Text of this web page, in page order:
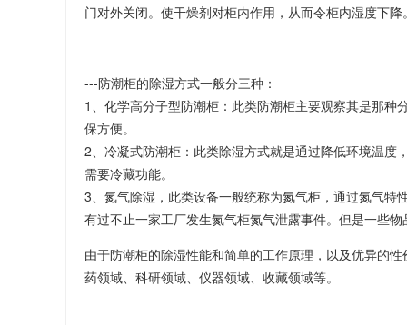
门对外关闭。使干燥剂对柜内作用，从而令柜内湿度下降
---防潮柜的除湿方式一般分三种：
1、化学高分子型防潮柜：此类防潮柜主要观察其是那
保方便。
2、冷凝式防潮柜：此类除湿方式就是通过降低环境温
需要冷藏功能。
3、氮气除湿，此类设备一般统称为氮气柜，通过氮气
有过不止一家工厂发生氮气柜氮气泄露事件。但是一些
由于防潮柜的除湿性能和简单的工作原理，以及优异的
药领域、科研领域、仪器领域、收藏领域等。